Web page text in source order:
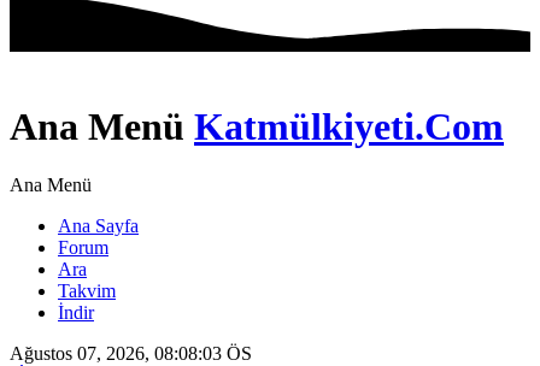
Ana Menü Katmülkiyeti.Com
Ana Menü
Ana Sayfa
Forum
Ara
Takvim
İndir
Ağustos 07, 2026, 08:08:03 ÖS